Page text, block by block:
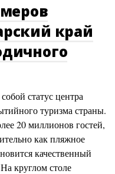
край
статус центра
туризма страны.
20 миллионов гостей,
как пляжное
качественный
круглом столе